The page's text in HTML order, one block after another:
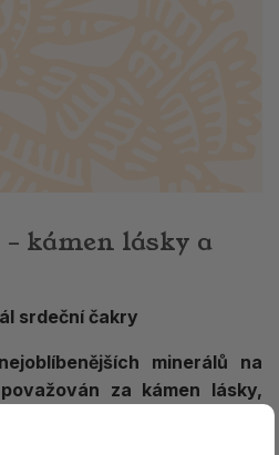
kámen lásky a
srdeční čakry
minerálů na
za kámen lásky,
srdce